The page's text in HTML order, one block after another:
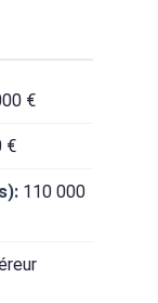
€
€
110 000